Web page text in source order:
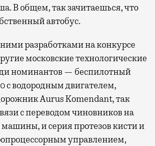
В общем, так зачитаешься, что
автобус.
разработками на конкурсе
московские технологические
номинантов — беспилотный
с водородным двигателем,
Aurus Komendant, так
с переводом чиновников на
и серия протезов кисти и
управлением,